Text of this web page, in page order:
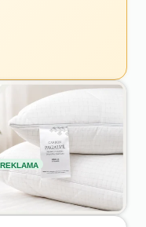
REKLAMA